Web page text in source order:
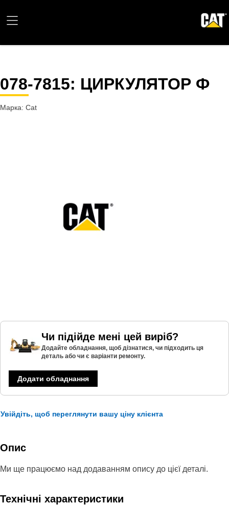
078-7815: ЦИРКУЛЯТОР Ф
Марка: Cat
Чи підійде мені цей виріб?
Додайте обладнання, щоб дізнатися, чи підходить ця
деталь або чи є варіанти ремонту.
Додати обладнання
Увійдіть, щоб переглянути вашу ціну клієнта
Опис
Ми ще працюємо над додаванням опису до цієї деталі.
Технічні характеристики